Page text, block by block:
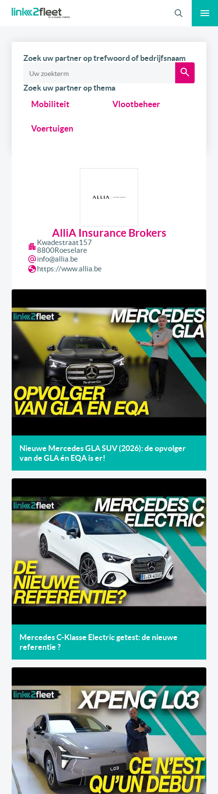
Zoeken
Zoek uw partner op trefwoord of bedrijfsnaam
Zoek uw partner op thema
Mobiliteit Vlootbeheer
Voertuigen
AlliA Insurance Brokers
Kwadestraat157
8800Roeselare
info@allia.be
https://www.allia.be
Nieuwe Mercedes GLA SUV (2026): de opvolger
van de GLA én EQA is er!
Mercedes C-Klasse Electric getest: de nieuwe
referentie ?